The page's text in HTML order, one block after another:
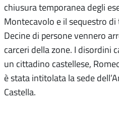
chiusura temporanea degli
Montecavolo e il sequestro
Decine di persone vennero
carceri della zone. I disordini
un cittadino castellese,
è stata intitolata la sede
Castella.